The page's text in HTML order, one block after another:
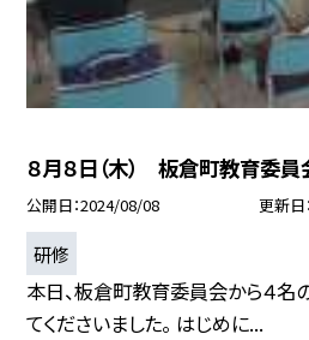
８月８日（木） 板倉町教育委
公開日 2024/08/08 更新日
研修
本日、板倉町教育委員会から４
てくださいました。 はじめに...